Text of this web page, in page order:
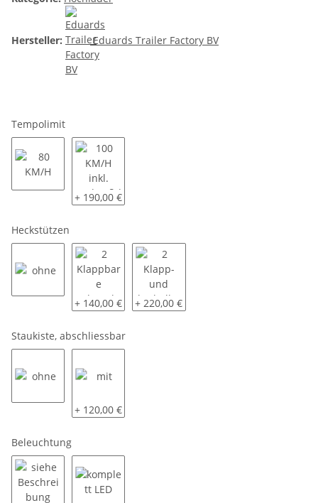
Hersteller: Eduards Trailer Factory BV
Tempolimit
80 KM/H100 KM/H inkl. Radstoßdämpfer und COC Eintrag
+ 190,00 €
Heckstützen
2 Klappbare Schwerlaststützen
+ 140,00 € 2 Klapp- und kurbelbare
+ 220,00 €
Staukiste, abschliessbar
mit
+ 120,00 €
Beleuchtung